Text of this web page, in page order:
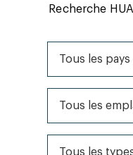
Recherche
Tous les pays /
Tous les